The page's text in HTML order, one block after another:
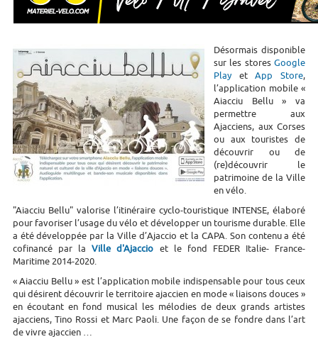
Désormais disponible
sur les storesGoogle
PlayetApp Store,
l’application mobile «
Aiacciu Bellu » va
permettre aux
Ajacciens, aux Corses
ou aux touristes de
découvrir ou de
(re)découvrir le
patrimoine de la Ville
en vélo.
"Aiacciu Bellu" valorise l’itinéraire cyclo-touristique INTENSE, élaboré
pour favoriser l’usage du vélo et développer un tourisme durable. Elle
a été développée par la Ville d’Ajaccio et la CAPA. Son contenu a été
cofinancé par laVille d'Ajaccio et le fond FEDER Italie- France-
Maritime 2014-2020.
« Aiacciu Bellu » est l’application mobile indispensable pour tous ceux
qui désirent découvrir le territoire ajaccien en mode « liaisons douces »
en écoutant en fond musical les mélodies de deux grands artistes
ajacciens, Tino Rossi et Marc Paoli. Une façon de se fondre dans l’art
de vivre ajaccien …